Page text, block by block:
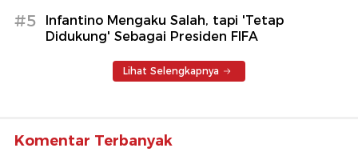
#5
Infantino Mengaku Salah, tapi 'Tetap
Didukung' Sebagai Presiden FIFA
Lihat Selengkapnya
Komentar Terbanyak